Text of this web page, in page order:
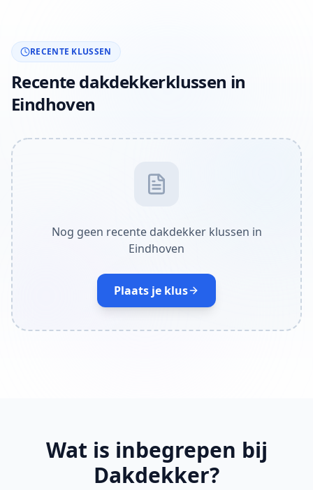
RECENTE KLUSSEN
Recente dakdekkerklussen in
Eindhoven
Nog geen recente dakdekker klussen in
Eindhoven
Plaats je klus
Wat is inbegrepen bij
Dakdekker?